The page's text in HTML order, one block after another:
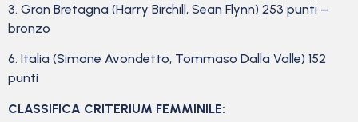
3. Gran Bretagna (Harry Birchill, Sean Flynn) 253 punti –
bronzo
6. Italia (Simone Avondetto, Tommaso Dalla Valle) 152
punti
CLASSIFICA CRITERIUM FEMMINILE: